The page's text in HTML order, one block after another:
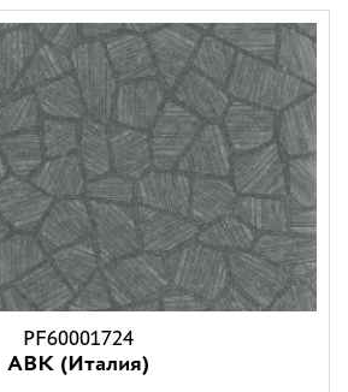
PF60001724
ABK (Италия)